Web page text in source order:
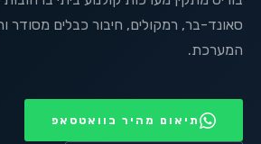
סאונד-בר, רמקולים, חיבור כבלים
המערכת.
תיאום מהיר בוואטסאפ